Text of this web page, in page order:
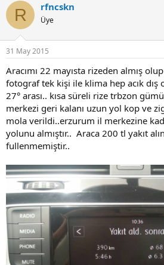
R rfncskn
Üye
31 May 2015
Aracımı 22 mayısta rizeden almış
fotograf tek kişi ile klima hep acık dış
27° arası.. kısa süreli rize trbzon
merkezi geri kalanı uzun yol kop ve
mola verildi..erzurum il merkezine
yolunu almıştır.. Araca 200 tl yakıt
fullenmemiştir..